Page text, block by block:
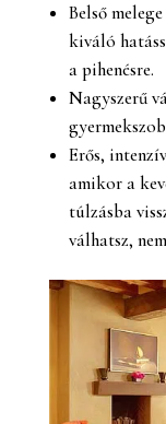
Belső
kiváló
a pihenésre.
Nagyszerű
Erős,
amikor a
túlzásba
válhatsz,